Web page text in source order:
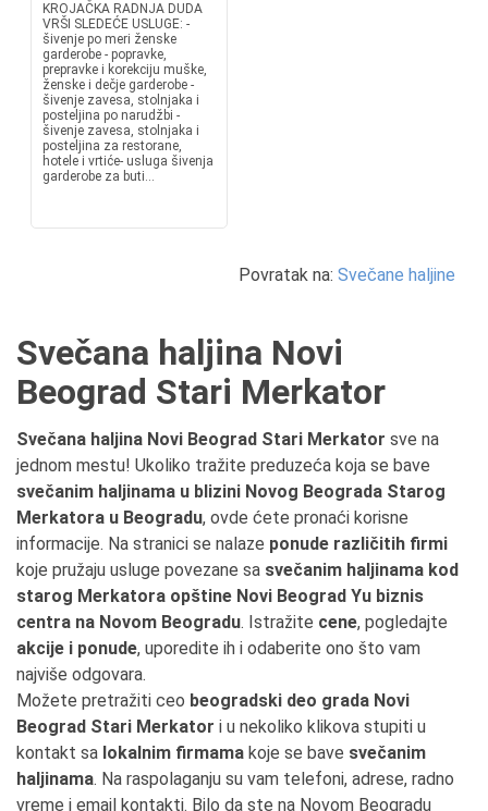
KROJAČKA RADNJA DUDA
VRŠI SLEDEĆE USLUGE: -
šivenje po meri ženske
garderobe - popravke,
prepravke i korekciju muške,
ženske i dečje garderobe -
šivenje zavesa, stolnjaka i
posteljina po narudžbi -
šivenje zavesa, stolnjaka i
posteljina za restorane,
hotele i vrtiće- usluga šivenja
garderobe za buti...
Povratak na: Svečane haljine
Svečana haljina Novi
Beograd Stari Merkator
Svečana haljina Novi Beograd Stari Merkator sve na
jednom mestu! Ukoliko tražite preduzeća koja se bave
svečanim haljinama u blizini Novog Beograda Starog
Merkatora u Beogradu, ovde ćete pronaći korisne
informacije. Na stranici se nalaze ponude različitih firmi
koje pružaju usluge povezane sa svečanim haljinama kod
starog Merkatora opštine Novi Beograd Yu biznis
centra na Novom Beogradu. Istražite cene, pogledajte
akcije i ponude, uporedite ih i odaberite ono što vam
najviše odgovara.
Možete pretražiti ceo beogradski deo grada Novi
Beograd Stari Merkator i u nekoliko klikova stupiti u
kontakt sa lokalnim firmama koje se bave svečanim
haljinama. Na raspolaganju su vam telefoni, adrese, radno
vreme i email kontakti. Bilo da ste na Novom Beogradu